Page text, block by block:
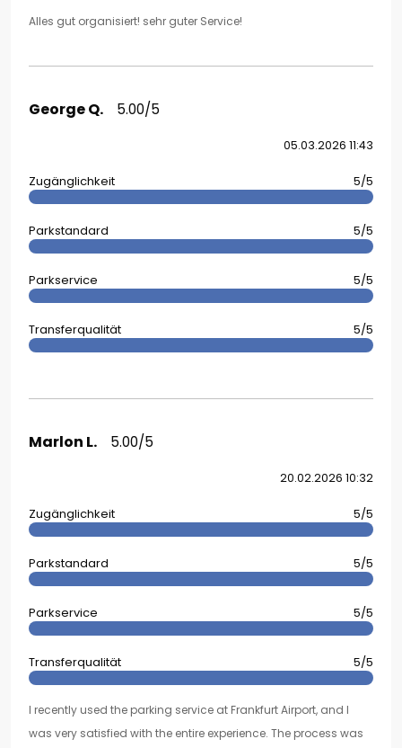
Alles gut organisiert! sehr guter Service!
George Q. 5.00/5
05.03.2026 11:43
Zugänglichkeit 5/5
Parkstandard 5/5
Parkservice 5/5
Transferqualität 5/5
Marlon L. 5.00/5
20.02.2026 10:32
Zugänglichkeit 5/5
Parkstandard 5/5
Parkservice 5/5
Transferqualität 5/5
I recently used the parking service at Frankfurt Airport, and I
was very satisfied with the entire experience. The process was